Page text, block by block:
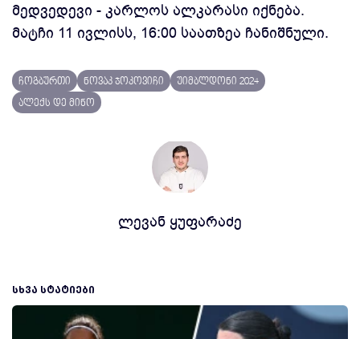
მედვედევი - კარლოს ალკარასი იქნება.
მატჩი 11 ივლისს, 16:00 საათზეა ჩანიშნული.
ჩოგბურთი ნოვაკ ჯოკოვიჩი
უიმბლდონი 2024
ალექს დე მინო
ლევან ყუფარაძე
ᲡᲮᲕᲐ ᲡᲢᲐᲢᲘᲔᲑᲘ